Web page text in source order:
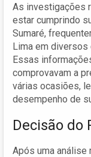
As investigações
estar cumprindo
Sumaré,
Lima em
Essas
comprovavam a
várias ocasiões,
desempenho de
Decisão do
Após uma análise